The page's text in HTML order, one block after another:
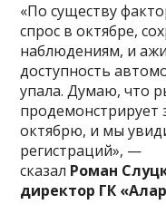
«По существу
спрос в октябре,
наблюдениям, и
доступность
упала. Думаю, что
продемонстрирует
октябрю, и мы
регистраций», —
сказал Роман
директор ГК